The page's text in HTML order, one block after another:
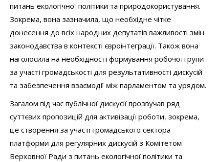
питань екологічної політики та природокористування.
Зокрема, вона зазначила, що необхідне чітке
донесення до всіх народних депутатів важливості змін
законодавства в контексті євроінтеграції. Також вона
наголосила на необхідності формування робочої групи
за участі громадськості для результативності дискусій
та забезпечення взаємодії між парламентом та урядом.
Загалом під час публічної дискусії прозвучав ряд
суттєвих пропозицій для активізації роботи, зокрема,
це створення за участі громадського сектора
платформи для регулярних дискусій з Комітетом
Верховної Ради з питань екологічної політики та